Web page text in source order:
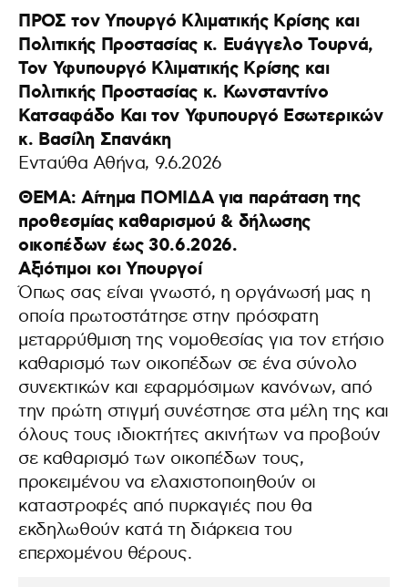
ΠΡΟΣ τον Υπουργό Κλιματικής Κρίσης και
Πολιτικής Προστασίας κ. Ευάγγελο Τουρνά,
Τον Υφυπουργό Κλιματικής Κρίσης και
Πολιτικής Προστασίας κ. Κωνσταντίνο
Κατσαφάδο Και τον Υφυπουργό Εσωτερικών
κ. Βασίλη Σπανάκη
Ενταύθα Αθήνα, 9.6.2026
ΘΕΜΑ: Αίτημα ΠΟΜΙΔΑ για παράταση της
προθεσμίας καθαρισμού & δήλωσης
οικοπέδων έως 30.6.2026.
Αξιότιμοι κοι Υπουργοί
Όπως σας είναι γνωστό, η οργάνωσή μας η
οποία πρωτοστάτησε στην πρόσφατη
μεταρρύθμιση της νομοθεσίας για τον ετήσιο
καθαρισμό των οικοπέδων σε ένα σύνολο
συνεκτικών και εφαρμόσιμων κανόνων, από
την πρώτη στιγμή συνέστησε στα μέλη της και
όλους τους ιδιοκτήτες ακινήτων να προβούν
σε καθαρισμό των οικοπέδων τους,
προκειμένου να ελαχιστοποιηθούν οι
καταστροφές από πυρκαγιές που θα
εκδηλωθούν κατά τη διάρκεια του
επερχομένου θέρους.